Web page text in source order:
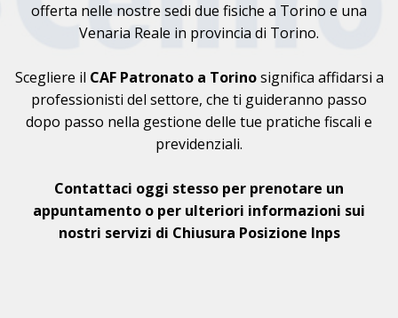
offerta nelle nostre sedi due fisiche a Torino e una
Venaria Reale in provincia di Torino.
Scegliere il CAF Patronato a Torinosignifica affidarsi a
professionisti del settore, che ti guideranno passo
dopo passo nella gestione delle tue pratiche fiscali e
previdenziali.
Contattaci oggi stesso per prenotare un
appuntamento o per ulteriori informazioni sui
nostri servizi di Chiusura Posizione Inps